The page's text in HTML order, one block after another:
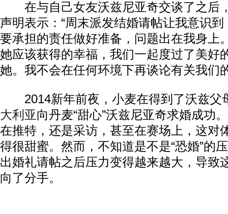
在与自己女友沃兹尼亚奇交谈了之后
声明表示：“周末派发结婚请帖让我意识
要承担的责任做好准备，问题出在我身上
她应该获得的幸福，我们一起度过了美好
她。我不会在任何环境下再谈论有关我们
2014新年前夜，小麦在得到了沃兹父
大利亚向丹麦“甜心”沃兹尼亚奇求婚成功
在推特，还是采访，甚至在赛场上，这对
得很甜蜜。然而，不知道是不是“恐婚”的
出婚礼请帖之后压力变得越来越大，导致
向了分手。